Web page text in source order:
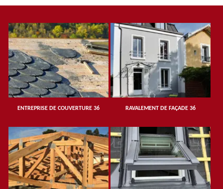
ENTREPRISE DE COUVERTURE 36 RAVALEMENT DE FAÇADE 36